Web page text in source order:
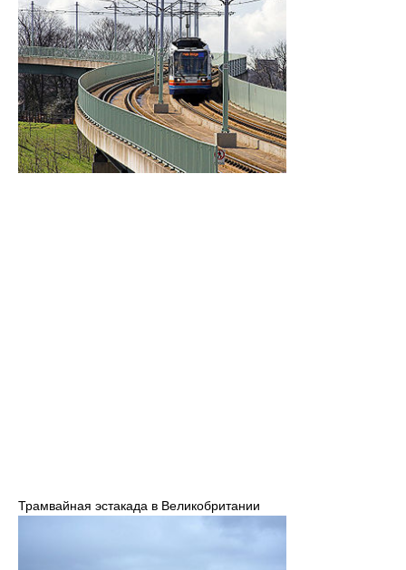
Трамвайная эстакада в Великобритании